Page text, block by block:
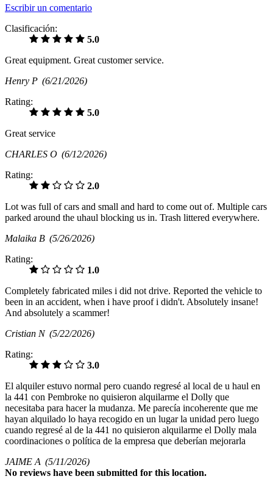
Escribir un comentario
Clasificación:
5.0
Great equipment. Great customer service.
Henry P (6/21/2026)
Rating:
5.0
Great service
CHARLES O (6/12/2026)
Rating:
2.0
Lot was full of cars and small and hard to come out of. Multiple cars
parked around the uhaul blocking us in. Trash littered everywhere.
Malaika B (5/26/2026)
Rating:
1.0
Completely fabricated miles i did not drive. Reported the vehicle to
been in an accident, when i have proof i didn't. Absolutely insane!
And absolutely a scammer!
Cristian N (5/22/2026)
Rating:
3.0
El alquiler estuvo normal pero cuando regresé al local de u haul en
la 441 con Pembroke no quisieron alquilarme el Dolly que
necesitaba para hacer la mudanza. Me parecía incoherente que me
hayan alquilado lo haya recogido en un lugar la unidad pero luego
cuando regresé al de la 441 no quisieron alquilarme el Dolly mala
coordinaciones o política de la empresa que deberían mejorarla
JAIME A (5/11/2026)
No reviews have been submitted for this location.